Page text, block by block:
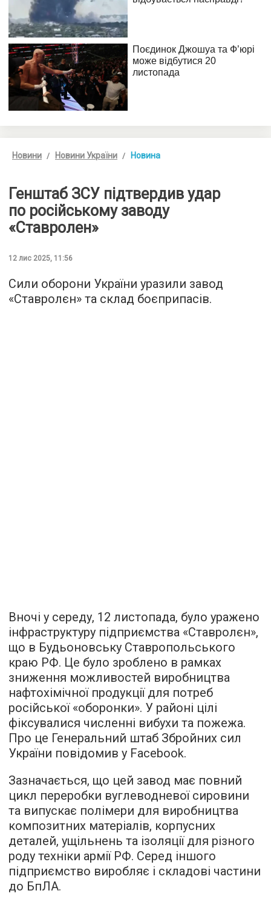
Новини Новини України Новина
Генштаб ЗСУ підтвердив удар
по російському заводу
«Ставролен»
12 лис 2025, 11:56
Сили оборони України уразили завод
«Ставролєн» та склад боєприпасів.
Вночі у середу, 12 листопада, було уражено
інфраструктуру підприємства «Ставролєн»,
що в Будьоновську Ставропольського
краю РФ. Це було зроблено в рамках
зниження можливостей виробництва
нафтохімічної продукції для потреб
російської «оборонки». У районі цілі
фіксувалися численні вибухи та пожежа.
Про це Генеральний штаб Збройних сил
України повідомив у Facebook.
Зазначається, що цей завод має повний
цикл переробки вуглеводневої сировини
та випускає полімери для виробництва
композитних матеріалів, корпусних
деталей, ущільнень та ізоляції для різного
роду техніки армії РФ. Серед іншого
підприємство виробляє і складові частини
до БпЛА.